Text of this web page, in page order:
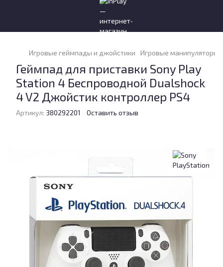
Игровые геймпады и джойстики Игровые манипуляторы
Геймпад для приставки Sony Play
Station 4 Беспроводной Dualshock
4 V2 Джойстик контроллер PS4
Артикул: 380292201 Оставить отзыв